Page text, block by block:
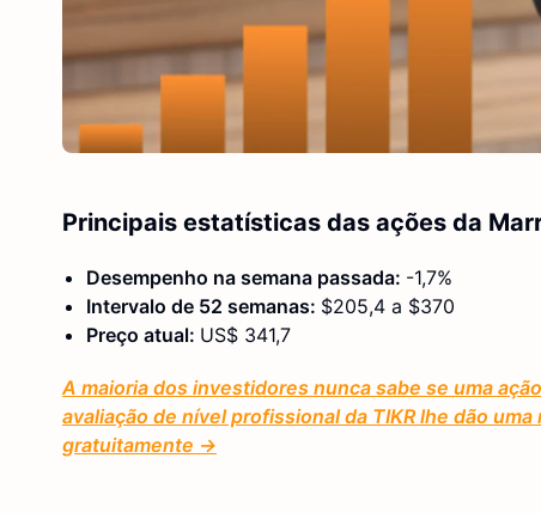
Principais estatísticas das ações da
Desempenho na semana passada: -1,7%
Intervalo de 52 semanas: $205,4 a $370
Preço atual: US$ 341,7
A maioria dos investidores nunca sabe se uma
avaliação de nível profissional da TIKR lhe dão
gratuitamente →